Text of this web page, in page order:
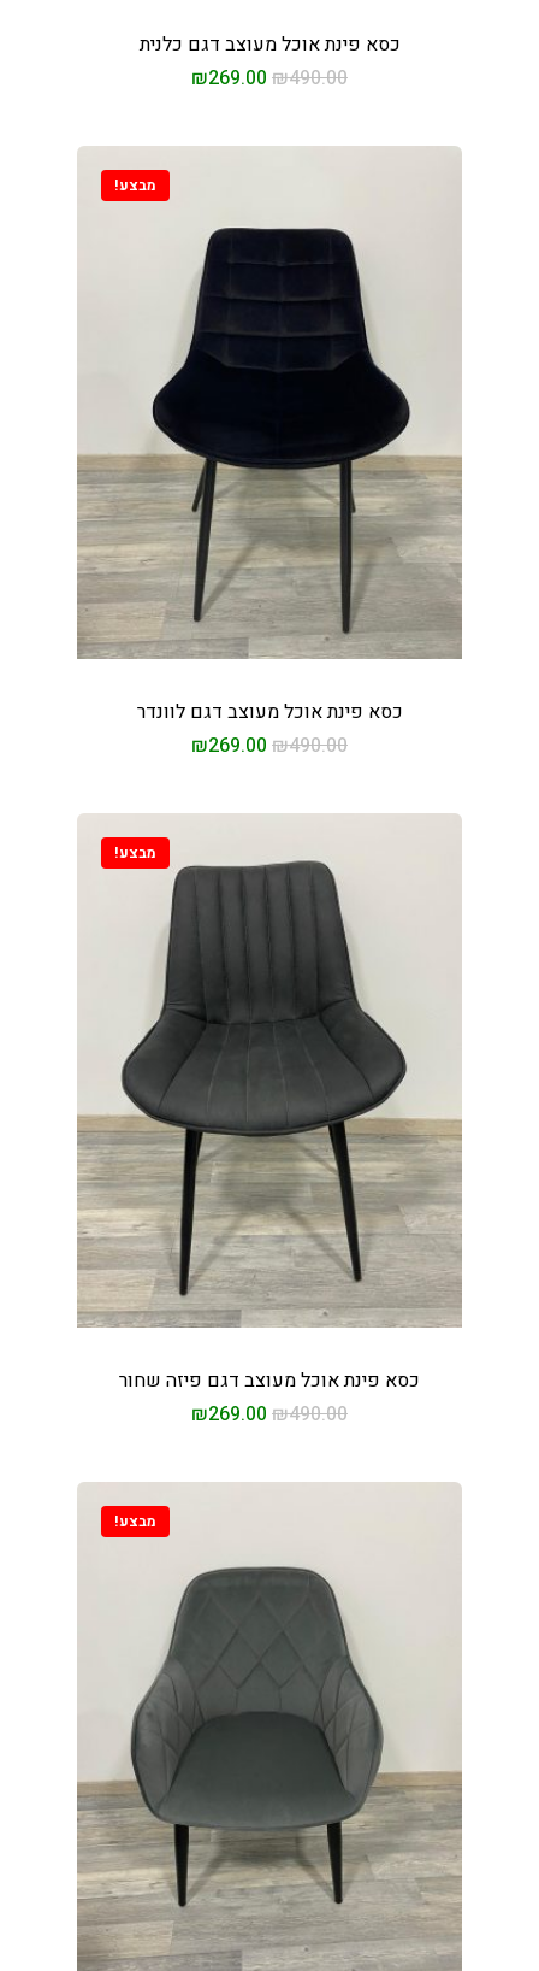
כסא פינת אוכל מעוצב דגם כלנית
₪490.00
₪269.00
מבצע!
כסא פינת אוכל מעוצב דגם לוונדר
₪490.00
₪269.00
מבצע!
כסא פינת אוכל מעוצב דגם פיזה שחור
₪490.00
₪269.00
מבצע!
וכורסאות במחירים
טלוויזיה
עיסוי
לסלון
מנהלים